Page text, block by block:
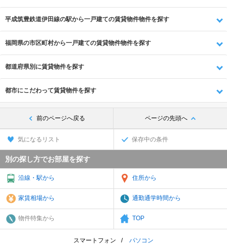
平成筑豊鉄道伊田線の駅から一戸建ての賃貸物件物件を探す
福岡県の市区町村から一戸建ての賃貸物件物件を探す
都道府県別に賃貸物件を探す
都市にこだわって賃貸物件を探す
前のページへ戻る ページの先頭へ
気になるリスト 保存中の条件
別の探し方でお部屋を探す
沿線・駅から 住所から
家賃相場から 通勤通学時間から
物件特集から TOP
スマートフォン パソコン